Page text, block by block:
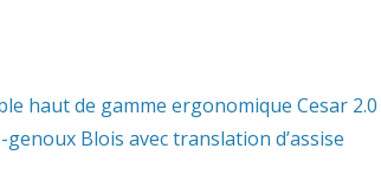
haut de gamme ergonomique Cesar 2.0
Blois avec translation d’assise